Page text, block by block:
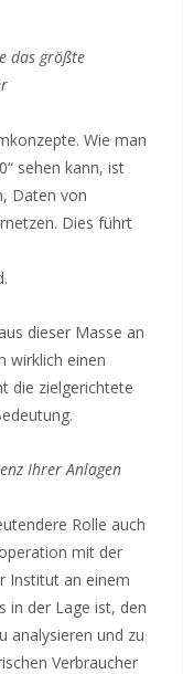
das größte
Wie man
sehen kann, ist
Daten von
Dies führt
dieser Masse an
wirklich einen
die zielgerichtete
Ihrer Anlagen
Rolle auch
mit der
Institut an einem
in der Lage ist, den
analysieren und zu
Verbraucher